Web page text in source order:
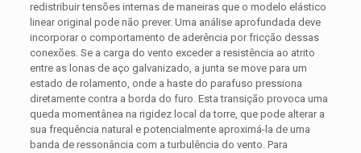
redistribuir tensões internas de maneiras que o modelo elástico
linear original pode não prever. Uma análise aprofundada deve
incorporar o comportamento de aderência por fricção dessas
conexões. Se a carga do vento exceder a resistência ao atrito
entre as lonas de aço galvanizado, a junta se move para um
estado de rolamento, onde a haste do parafuso pressiona
diretamente contra a borda do furo. Esta transição provoca uma
queda momentânea na rigidez local da torre, que pode alterar a
sua frequência natural e potencialmente aproximá-la de uma
banda de ressonância com a turbulência do vento. Para